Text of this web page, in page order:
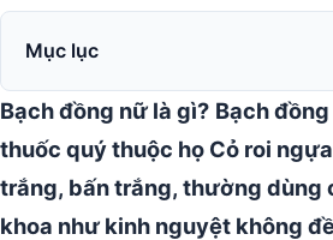
Mục lục
Bạch đồng nữ là gì? Bạch
thuốc quý thuộc họ Cỏ roi
trắng, bấn trắng, thường dùng
khoa như kinh nguyệt không